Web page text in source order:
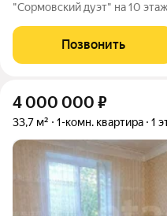
"Сормовский дуэт" на 10
кв.м. Все окна выходят на
совмещенный санузел.
Позвонить
4 000 000 ₽
33,7 м² 1-комн. квартира 1